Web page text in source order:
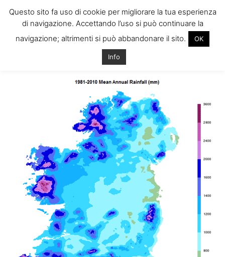
Tag: mese meno piovoso irlanda
Questo sito fa uso di cookie per migliorare la tua esperienza
di navigazione. Accettando l’uso si può continuare la
navigazione; altrimenti si può abbandonare il sito.
OK
Info